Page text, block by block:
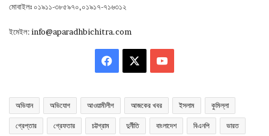
মোবাইলঃ ০১৯১১-৩৮৫৯৭০,০১৯১৭-৭১৬৩১২
ইমেইল:info@aparadhbichitra.com
Facebook YouTube
অভিযান অভিযোগ আওয়ামীলীগ আজকের খবর ইসলাম কুমিল্লা
গ্রেপ্তার গ্রেফতার চট্টগ্রাম দুর্নীতি বাংলাদেশ বিএনপি ভারত